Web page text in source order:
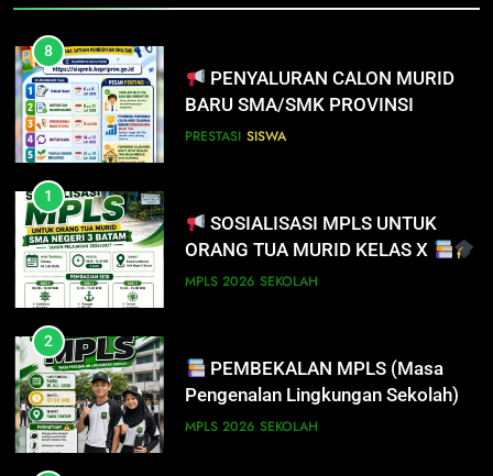
8
PENYALURAN CALON MURID
BARU SMA/SMK PROVINSI
KEPULAUAN RIAU 2026
PRESTASI SISWA
1
SOSIALISASI MPLS UNTUK
ORANG TUA MURID KELAS X
MPLS 2026 SEKOLAH
2
PEMBEKALAN MPLS (Masa
Pengenalan Lingkungan Sekolah)
MPLS 2026 SEKOLAH